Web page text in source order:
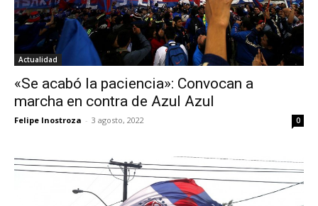
Actualidad
«Se acabó la paciencia»: Convocan a
marcha en contra de Azul Azul
Felipe Inostroza - 3 agosto, 2022 0